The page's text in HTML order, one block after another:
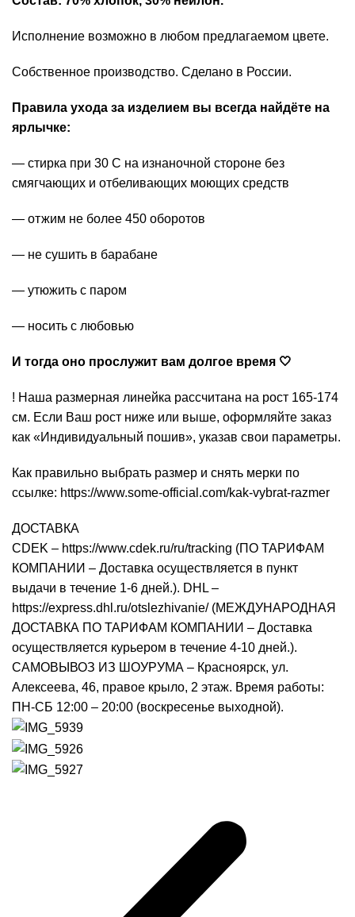
Исполнение возможно в любом предлагаемом цвете.
Собственное производство. Сделано в России.
Правила ухода за изделием вы всегда найдёте на
ярлычке:
— стирка при 30 С на изнаночной стороне без
смягчающих и отбеливающих моющих средств
— отжим не более 450 оборотов
— не сушить в барабане
— утюжить с паром
— носить с любовью
И тогда оно прослужит вам долгое время 🤍
! Наша размерная линейка рассчитана на рост 165-174
см. Если Ваш рост ниже или выше, оформляйте заказ
как «Индивидуальный пошив», указав свои параметры.
Как правильно выбрать размер и снять мерки по
ссылке: https://www.some-official.com/kak-vybrat-razmer
ДОСТАВКА
CDEK – https://www.cdek.ru/ru/tracking (ПО ТАРИФАМ
КОМПАНИИ – Доставка осуществляется в пункт
выдачи в течение 1-6 дней.). DHL –
https://express.dhl.ru/otslezhivanie/ (МЕЖДУНАРОДНАЯ
ДОСТАВКА ПО ТАРИФАМ КОМПАНИИ – Доставка
осуществляется курьером в течение 4-10 дней.).
САМОВЫВОЗ ИЗ ШОУРУМА – Красноярск, ул.
Алексеева, 46, правое крыло, 2 этаж. Время работы:
ПН-СБ 12:00 – 20:00 (воскресенье выходной).